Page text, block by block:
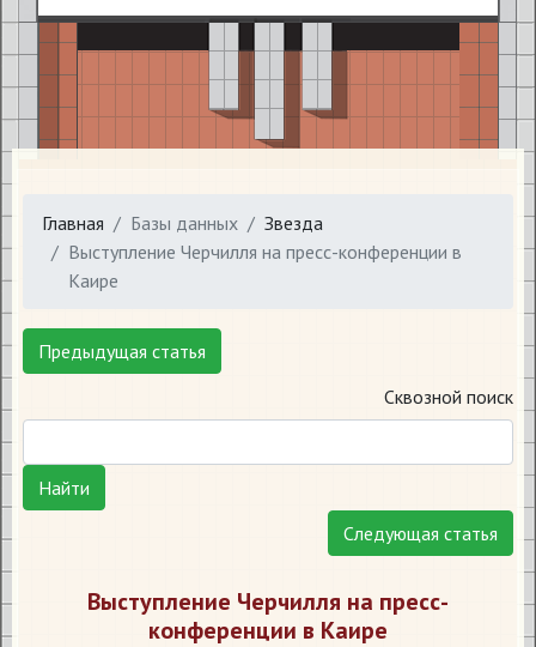
Главная Базы данных
Звезда
Выступление Черчилля на пресс-конференции в
Каире
Предыдущая статья
Сквозной поиск
Найти
Следующая статья
Выступление Черчилля на пресс-
конференции в Каире